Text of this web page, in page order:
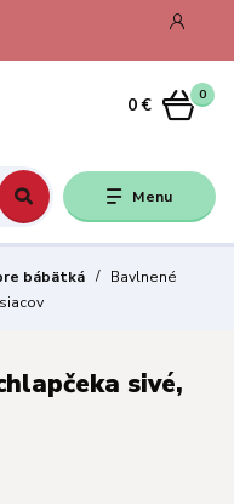
Menu
0
0 €
bábätká
Bavlnené
sivé,